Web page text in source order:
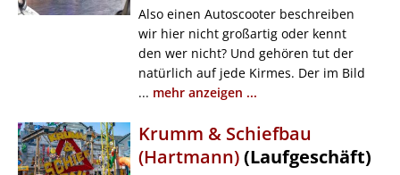
Also einen Autoscooter beschreiben
wir hier nicht großartig oder kennt
den wer nicht? Und gehören tut der
natürlich auf jede Kirmes. Der im Bild
... mehr anzeigen ...
Krumm & Schiefbau
(Hartmann)(Laufgeschäft)